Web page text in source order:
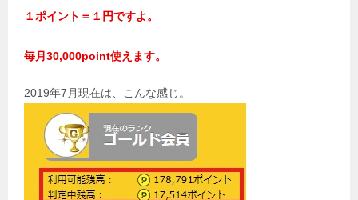
１ポイント＝１円ですよ。
毎月30,000point使えます。
2019年7月現在は、こんな感じ。